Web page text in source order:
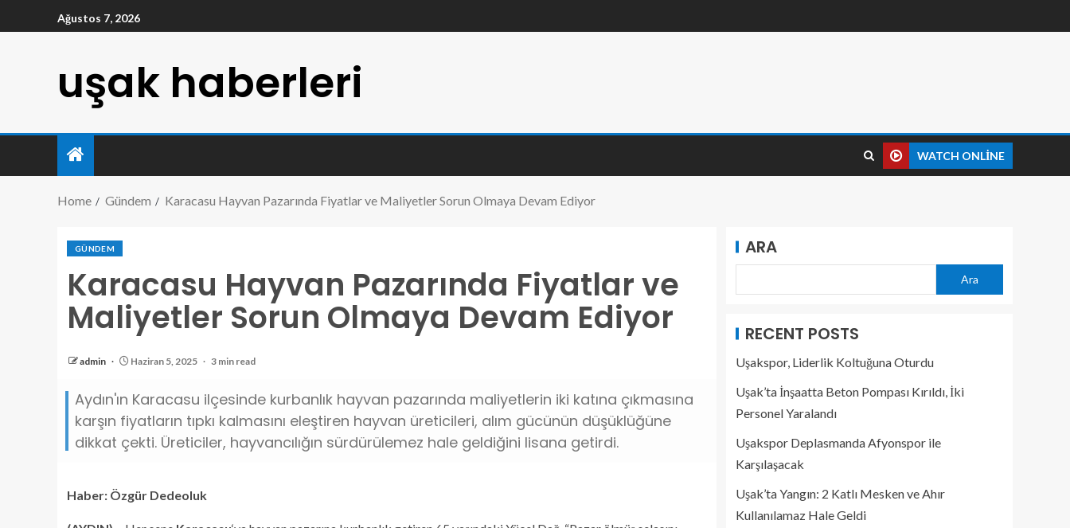
Ağustos 7, 2026
uşak haberleri
WATCH ONLINE
Home Gündem Karacasu Hayvan Pazarında Fiyatlar ve Maliyetler Sorun Olmaya Devam Ediyor
GÜNDEM
Karacasu Hayvan Pazarında Fiyatlar ve
Maliyetler Sorun Olmaya Devam Ediyor
admin Haziran 5, 2025 3 min read
Aydın'ın Karacasu ilçesinde kurbanlık hayvan pazarında maliyetlerin iki katına çıkmasına
karşın fiyatların tıpkı kalmasını eleştiren hayvan üreticileri, alım gücünün düşüklüğüne
dikkat çekti. Üreticiler, hayvancılığın sürdürülemez hale geldiğini lisana getirdi.
Haber: Özgür Dedeoluk
ARA
Ara
RECENT POSTS
Uşakspor, Liderlik Koltuğuna Oturdu
Uşak’ta İnşaatta Beton Pompası Kırıldı, İki
Personel Yaralandı
Uşakspor Deplasmanda Afyonspor ile
Karşılaşacak
Uşak’ta Yangın: 2 Katlı Mesken ve Ahır
Kullanılamaz Hale Geldi